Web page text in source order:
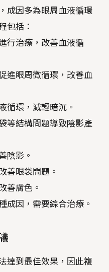
成因多為眼周血液循環
包括：
行治療，改善血液循
進眼周微循環，改善血
循環，減輕暗沉。
等結構問題導致陰影產
陰影。
善眼袋問題。
善膚色。
成因，需要綜合治療。
達到最佳效果，因此複